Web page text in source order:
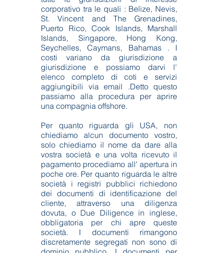
corporativo tra le quali : Belize, Nevis,
St. Vincent and The Grenadines,
Puerto Rico, Cook Islands, Marshall
Islands, Singapore, Hong Kong,
Seychelles, Caymans, Bahamas . I
costi variano da giurisdizione a
giurisdizione e possiamo darvi l'
elenco completo di coti e servizi
aggiungibili via email .Detto questo
passiamo alla procedura per aprire
una compagnia offshore. ​
Per quanto riguarda gli USA, non
chiediamo alcun documento vostro,
solo chiediamo il nome da dare alla
vostra società e una volta ricevuto il
pagamento procediamo all' apertura in
poche ore. Per quanto riguarda le altre
società i registri pubblici richiedono
dei documenti di identificazione del
cliente, attraverso una diligenza
dovuta, o Due Diligence in inglese,
obbligatoria per chi apre queste
società. I documenti rimangono
discretamente segregati non sono di